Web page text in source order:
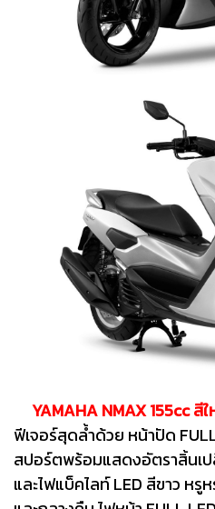
YAMAHA NMAX 155cc สี
ฟีเจอร์สุดล้ำด้วย หน้าปัด
สปอร์ตพร้อมแสดงอัตราสิ้นเ
และไฟแบ็คไลท์ LED สีขาว หรู